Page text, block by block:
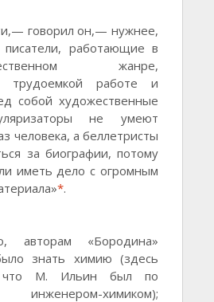
говорил он,— нужнее,
работающие в
жанре,
трудоемкой работе и
собой художественные
не умеют
человека, а беллетристы
за биографии, потому
иметь дело с огромным
*.
авторам «Бородина»
знать химию (здесь
что М. Ильин был по
инженером-химиком);